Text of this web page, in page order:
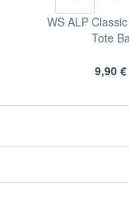
WS ALP
Tote
9,90 €